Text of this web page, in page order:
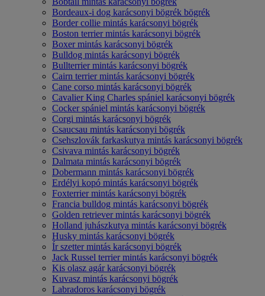
Bordeaux-i dog karácsonyi bögrék bögrék
Border collie mintás karácsonyi bögrék
Boston terrier mintás karácsonyi bögrék
Boxer mintás karácsonyi bögrék
Bulldog mintás karácsonyi bögrék
Bullterrier mintás karácsonyi bögrék
Cairn terrier mintás karácsonyi bögrék
Cane corso mintás karácsonyi bögrék
Cavalier King Charles spániel karácsonyi bögrék
Cocker spániel mintás karácsonyi bögrék
Corgi mintás karácsonyi bögrék
Csaucsau mintás karácsonyi bögrék
Csehszlovák farkaskutya mintás karácsonyi bögrék
Csivava mintás karácsonyi bögrék
Dalmata mintás karácsonyi bögrék
Dobermann mintás karácsonyi bögrék
Erdélyi kopó mintás karácsonyi bögrék
Foxterrier mintás karácsonyi bögrék
Francia bulldog mintás karácsonyi bögrék
Golden retriever mintás karácsonyi bögrék
Holland juhászkutya mintás karácsonyi bögrék
Husky mintás karácsonyi bögrék
Ír szetter mintás karácsonyi bögrék
Jack Russel terrier mintás karácsonyi bögrék
Kis olasz agár karácsonyi bögrék
Kuvasz mintás karácsonyi bögrék
Labradoros karácsonyi bögrék